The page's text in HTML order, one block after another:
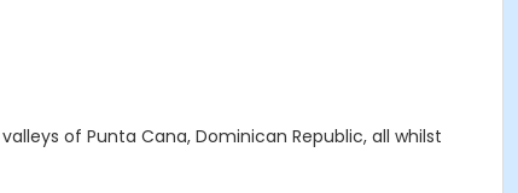
of Punta Cana, Dominican Republic, all whilst